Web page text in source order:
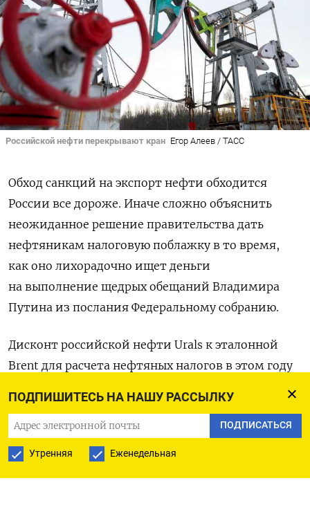
ПОДПИШИТЕСЬ НА НАШУ РАССЫЛКУ
ПОДПИСАТЬСЯ
Утренняя Еженедельная
Российской нефти перекрывают кран Егор Алеев / ТАСС
Обход санкций на экспорт нефти обходится
России все дороже. Иначе сложно объяснить
неожиданное решение правительства дать
нефтяникам налоговую поблажку в то время,
как оно лихорадочно ищет деньги
на выполнение щедрых обещаний Владимира
Путина из послания Федеральному собранию.
Дисконт российской нефти Urals к эталонной
Brent для расчета нефтяных налогов в этом году
в постановлении правительства. Этот дисконт
появился год назад после введения потолка цен
на российскую нефть $60 за баррель: санкции